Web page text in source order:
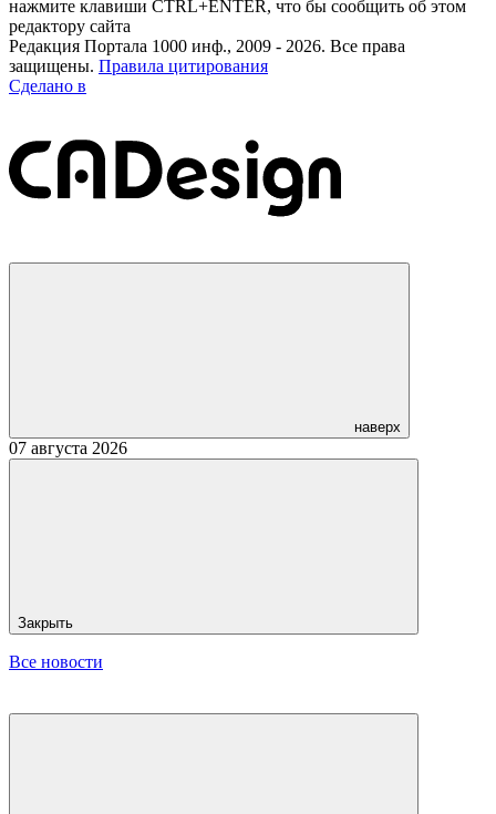
нажмите клавиши CTRL+ENTER, что бы сообщить об этом
редактору сайта
Редакция Портала 1000 инф., 2009 - 2026. Все права
защищены. Правила цитирования
Сделано в
наверх
07 августа 2026
Закрыть
Все новости